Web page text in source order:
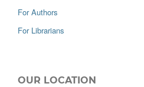
For Authors
For Librarians
OUR LOCATION